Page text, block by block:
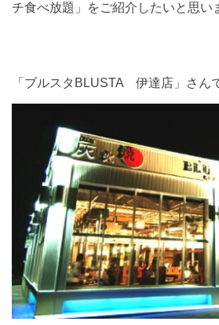
チ食べ放題」をご紹介したいと思い
「ブルスタBLUSTA 伊達店」さん